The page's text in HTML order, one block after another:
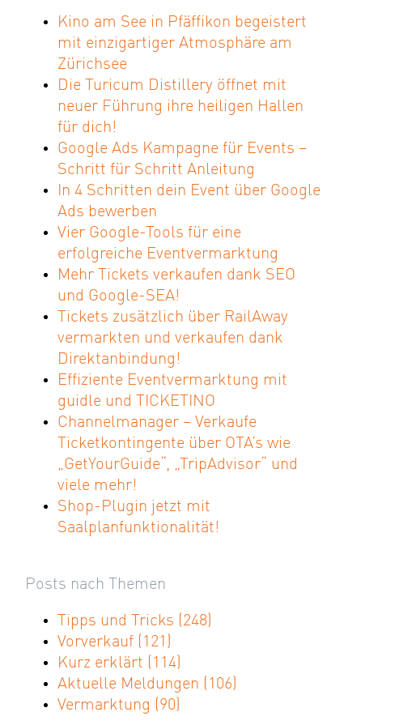
Kino am See in Pfäffikon begeistert
mit einzigartiger Atmosphäre am
Zürichsee
Die Turicum Distillery öffnet mit
neuer Führung ihre heiligen Hallen
für dich!
Google Ads Kampagne für Events –
Schritt für Schritt Anleitung
In 4 Schritten dein Event über Google
Ads bewerben
Vier Google-Tools für eine
erfolgreiche Eventvermarktung
Mehr Tickets verkaufen dank SEO
und Google-SEA!
Tickets zusätzlich über RailAway
vermarkten und verkaufen dank
Direktanbindung!
Effiziente Eventvermarktung mit
guidle und TICKETINO
Channelmanager – Verkaufe
Ticketkontingente über OTA’s wie
„GetYourGuide“, „TripAdvisor“ und
viele mehr!
Shop-Plugin jetzt mit
Saalplanfunktionalität!
Posts nach Themen
Tipps und Tricks (248)
Vorverkauf (121)
Kurz erklärt (114)
Aktuelle Meldungen (106)
Vermarktung (90)